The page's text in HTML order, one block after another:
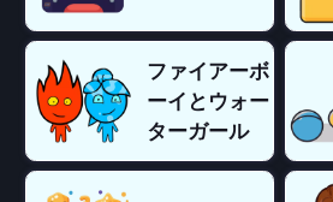
ファイアーボ
ーイとウォー
ターガール